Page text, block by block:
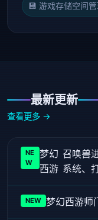
💾 游戏存储空间
最新更新
查看更多 →
NE
W
梦幻
西游
召唤兽
系统、
NEW 梦幻西游师